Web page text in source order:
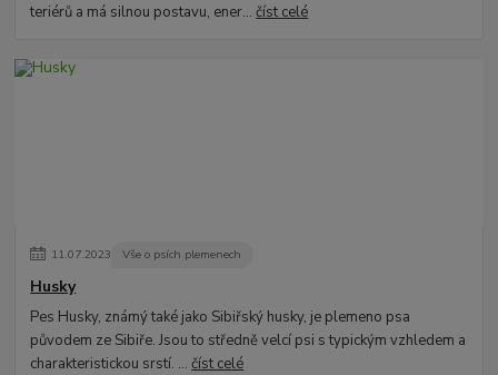
teriérů a má silnou postavu, ener...číst celé
11.07.2023 Vše o psích plemenech
Husky
Pes Husky, známý také jako Sibiřský husky, je plemeno psa
původem ze Sibiře. Jsou to středně velcí psi s typickým vzhledem a
charakteristickou srstí. ...číst celé